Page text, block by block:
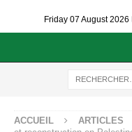
Friday 07 August 2026
ACCUEIL ARTICLES